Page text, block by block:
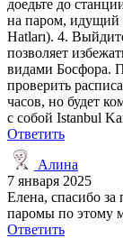
доедьте до
на паром, идущий
Hatları). 4.
позволяет
видами Босфора.
проверить
часов, но будет
с собой Istanbul
Ответить
Алина
7 января 2025
Елена, спасибо за
паромы по этому
Ответить